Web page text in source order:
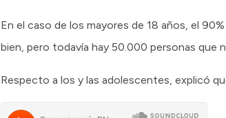
En el caso de los mayores de 18 años, el
bien, pero todavía hay 50.000 personas que
Respecto a los y las adolescentes, explicó